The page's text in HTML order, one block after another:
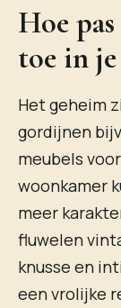
Hoe
toe in
Het geheim
gordijnen
meubels
woonkamer
meer
fluwelen
knusse en
een vrolijke